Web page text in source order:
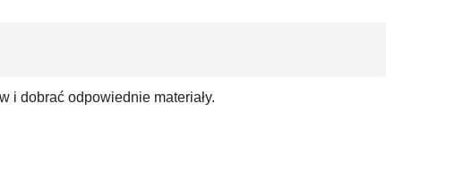
i dobrać odpowiednie materiały.